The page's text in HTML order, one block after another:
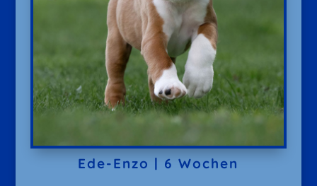
Ede-Enzo | 6 Wochen